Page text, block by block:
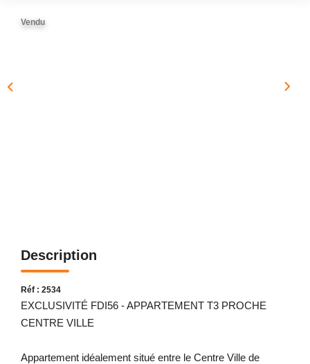
Vendu
Description
Réf : 2534
EXCLUSIVITÉ FDI56 - APPARTEMENT T3 PROCHE
CENTRE VILLE
Appartement idéalement situé entre le Centre Ville de